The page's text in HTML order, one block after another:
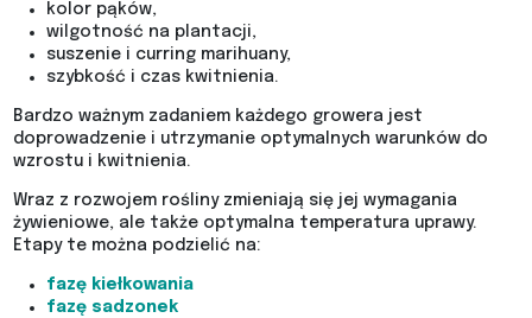
kolor pąków,
wilgotność na plantacji,
suszenie i curring marihuany,
szybkość i czas kwitnienia.
Bardzo ważnym zadaniem każdego growera jest
doprowadzenie i utrzymanie optymalnych warunków do
wzrostu i kwitnienia.
Wraz z rozwojem rośliny zmieniają się jej wymagania
żywieniowe, ale także optymalna temperatura uprawy.
Etapy te można podzielić na:
fazę kiełkowania
fazę sadzonek